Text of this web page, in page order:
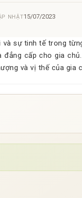
NHẬT15/07/2023
sự tinh tế trong
cấp cho gia
và vị thế của gia